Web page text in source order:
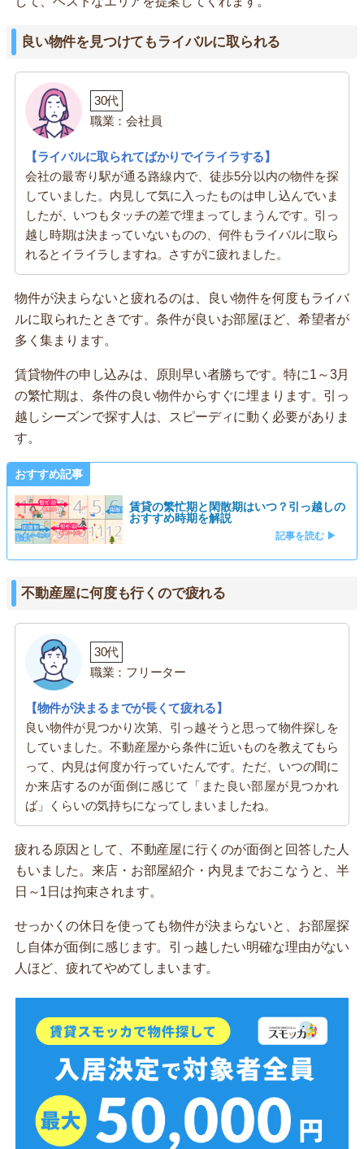
良い物件を見つけてもライバルに取られる
30代
職業：会社員
【ライバルに取られてばかりでイライラする】
会社の最寄り駅が通る路線内で、徒歩5分以内の物件を探
していました。内見して気に入ったものは申し込んでいま
したが、いつもタッチの差で埋まってしまうんです。引っ
越し時期は決まっていないものの、何件もライバルに取ら
れるとイライラしますね。さすがに疲れました。
物件が決まらないと疲れるのは、良い物件を何度もライバ
ルに取られたときです。条件が良いお部屋ほど、希望者が
多く集まります。
賃貸物件の申し込みは、原則早い者勝ちです。特に1～3月
の繁忙期は、条件の良い物件からすぐに埋まります。引っ
越しシーズンで探す人は、スピーディに動く必要がありま
す。
おすすめ記事
賃貸の繁忙期と閑散期はいつ？引っ越しの
おすすめ時期を解説
記事を読む ▶
不動産屋に何度も行くので疲れる
30代
職業：フリーター
【物件が決まるまでが長くて疲れる】
良い物件が見つかり次第、引っ越そうと思って物件探しを
していました。不動産屋から条件に近いものを教えてもら
って、内見は何度か行っていたんです。ただ、いつの間に
か来店するのが面倒に感じて「また良い部屋が見つかれ
ば」くらいの気持ちになってしまいましたね。
疲れる原因として、不動産屋に行くのが面倒と回答した人
もいました。来店・お部屋紹介・内見までおこなうと、半
日～1日は拘束されます。
せっかくの休日を使っても物件が決まらないと、お部屋探
し自体が面倒に感じます。引っ越したい明確な理由がない
人ほど、疲れてやめてしまいます。